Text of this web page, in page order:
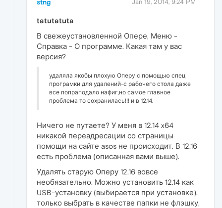
stng Jan 19, 2014, 9:24 PM
tatutatuta
В свежеустановленной Опере, Меню -
Справка - О программе. Какая там у вас
версия?
удаляла якобы плохую Оперу с помощью спец
програмки для удалений-с рабочего стола даже
все попраподало нафиг,но самое главное
проблема то сохранилась!!! и в 12.14.
Ничего не путаете? У меня в 12.14 x64
никакой переадресации со страницы
помощи на сайте asos не происходит. В 12.16
есть проблема (описанная вами выше).
Удалять старую Оперу 12.16 вовсе
необязательно. Можно установить 12.14 как
USB-установку (выбирается при установке),
только выбрать в качестве папки не флэшку,